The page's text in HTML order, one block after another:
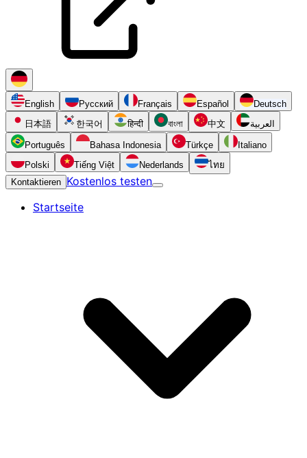
English Русский Français Español
Deutsch
日本語
한국어 हिन्दी বাংলা 中文 العربية
Português Bahasa Indonesia Türkçe
Italiano
Polski
Tiếng Việt Nederlands
ไทย
Kontaktieren Kostenlos testen
Startseite